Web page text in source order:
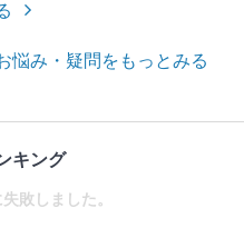
悩み・疑問をもっとみる
キング
敗しました。